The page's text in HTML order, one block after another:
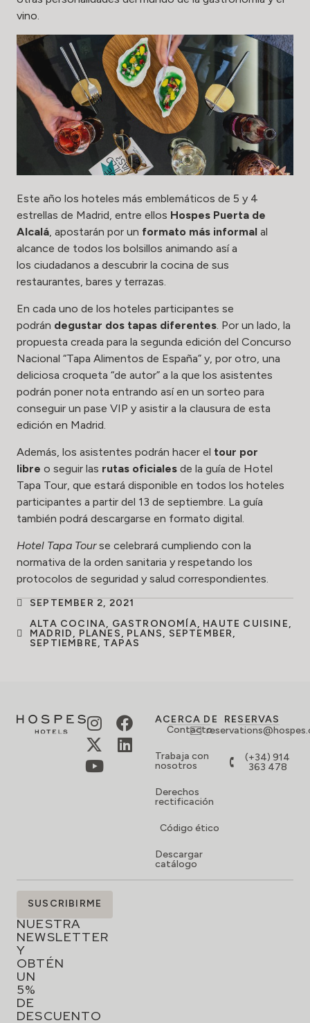
vino.
Este año los hoteles más emblemáticos de 5 y 4
estrellas de Madrid, entre ellos Hospes Puerta de
Alcalá, apostarán por un formato más informal al
alcance de todos los bolsillos animando así a
los ciudadanos a descubrir la cocina de sus
restaurantes, bares y terrazas.
En cada uno de los hoteles participantes se
podrán degustar dos tapas diferentes. Por un lado, la
propuesta creada para la segunda edición del Concurso
Nacional “Tapa Alimentos de España” y, por otro, una
deliciosa croqueta “de autor” a la que los asistentes
podrán poner nota entrando así en un sorteo para
conseguir un pase VIP y asistir a la clausura de esta
edición en Madrid.
Además, los asistentes podrán hacer el tour por
libre o seguir las rutas oficiales de la guía de Hotel
Tapa Tour, que estará disponible en todos los hoteles
participantes a partir del 13 de septiembre. La guía
también podrá descargarse en formato digital.
Hotel Tapa Tourse celebrará cumpliendo con la
normativa de la orden sanitaria y respetando los
protocolos de seguridad y salud correspondientes.
SEPTEMBER 2, 2021
ALTA COCINA, GASTRONOMÍA, HAUTE CUISINE,
MADRID, PLANES, PLANS, SEPTEMBER,
SEPTIEMBRE, TAPAS
ACERCA DE
Contacto
Trabaja con
nosotros
Derechos
rectificación
Código ético
Descargar
catálogo
RESERVAS
(+34) 914
363 478
SUSCRÍBETE
NUESTRA
NEWSLETTER
Y
OBTÉN
UN
5%
DE
DESCUENTO
SUSCRIBIRME